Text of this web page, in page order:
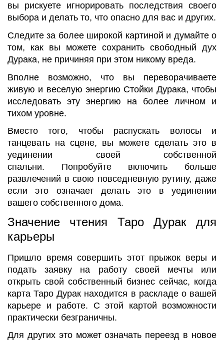
вы рискуете игнорировать последствия своего
выбора и делать то, что опасно для вас и других.
Следите за более широкой картиной и думайте о
том, как вы можете сохранить свободный дух
Дурака, не причиняя при этом никому вреда.
Вполне возможно, что вы переворачиваете
живую и веселую энергию Стойки Дурака, чтобы
исследовать эту энергию на более личном и
тихом уровне.
Вместо того, чтобы распускать волосы и
танцевать на сцене, вы можете сделать это в
уединении своей собственной
спальни. Попробуйте включить больше
развлечений в свою повседневную рутину, даже
если это означает делать это в уединении
вашего собственного дома.
Значение чтения Таро Дурак для
карьеры
Пришло время совершить этот прыжок веры и
подать заявку на работу своей мечты или
открыть свой собственный бизнес сейчас, когда
карта Таро Дурак находится в раскладе о вашей
карьере и работе. С этой картой возможности
практически безграничны.
Для других это может означать переезд в новое